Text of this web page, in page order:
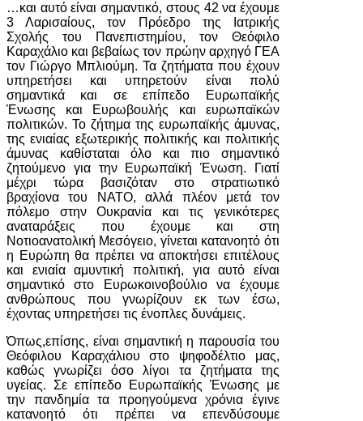
…και αυτό είναι σημαντικό, στους 42 να έχουμε
3 Λαρισαίους, τον Πρόεδρο της Ιατρικής
Σχολής του Πανεπιστημίου, τον Θεόφιλο
Καραχάλιο και βεβαίως τον πρώην αρχηγό ΓΕΑ
τον Γιώργο Μπλιούμη. Τα ζητήματα που έχουν
υπηρετήσει και υπηρετούν είναι πολύ
σημαντικά και σε επίπεδο Ευρωπαϊκής
Ένωσης και Ευρωβουλής και ευρωπαϊκών
πολιτικών. Το ζήτημα της ευρωπαϊκής άμυνας,
της ενιαίας εξωτερικής πολιτικής και πολιτικής
άμυνας καθίσταται όλο και πιο σημαντικό
ζητούμενο για την Ευρωπαϊκή Ένωση. Γιατί
μέχρι τώρα βασιζόταν στο στρατιωτικό
βραχίονα του ΝΑΤΟ, αλλά πλέον μετά τον
πόλεμο στην Ουκρανία και τις γενικότερες
αναταράξεις που έχουμε και στη
Νοτιοανατολική Μεσόγειο, γίνεται κατανοητό ότι
η Ευρώπη θα πρέπει να αποκτήσει επιτέλους
και ενιαία αμυντική πολιτική, για αυτό είναι
σημαντικό στο Ευρωκοινοβούλιο να έχουμε
ανθρώπους που γνωρίζουν εκ των έσω,
έχοντας υπηρετήσει τις ένοπλες δυνάμεις.
Όπως,επίσης, είναι σημαντική η παρουσία του
Θεόφιλου Καραχάλιου στο ψηφοδέλτιο μας,
καθώς γνωρίζει όσο λίγοι τα ζητήματα της
υγείας. Σε επίπεδο Ευρωπαϊκής Ένωσης με
την πανδημία τα προηγούμενα χρόνια έγινε
κατανοητό ότι πρέπει να επενδύσουμε